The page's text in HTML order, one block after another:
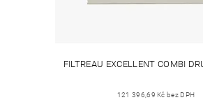
FILTREAU EXCELLENT COMBI
121 396,69 Kč bez DPH